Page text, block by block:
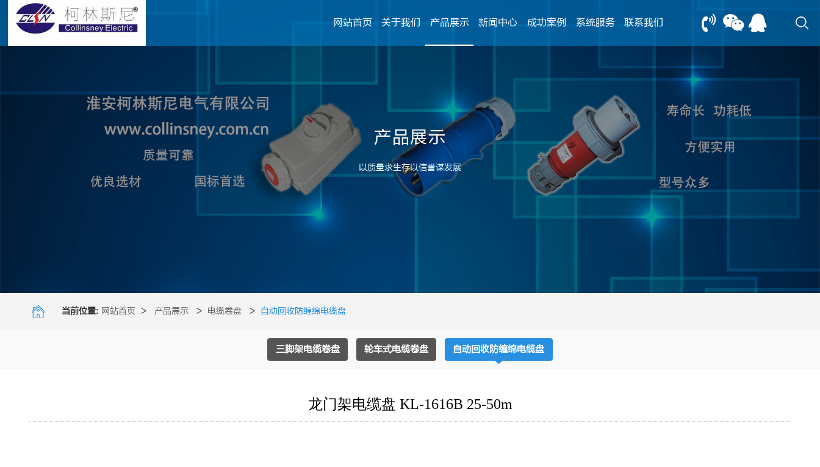
产品展示
以质量求生存以信誉谋发展
13805239166
网站首页 关于我们 产品展示 新闻中心 成功案例 系统服务 联系我们
当前位置: 网站首页 > 产品展示 > 电缆卷盘 > 自动回收防缠绵电缆盘
三脚架电缆卷盘 轮车式电缆卷盘 自动回收防缠绵电缆盘
龙门架电缆盘 KL-1616B 25-50m